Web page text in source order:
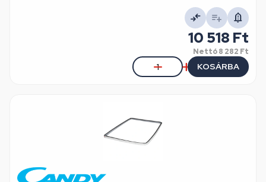
10 518 Ft
Nettó8 282 Ft
KOSÁRBA